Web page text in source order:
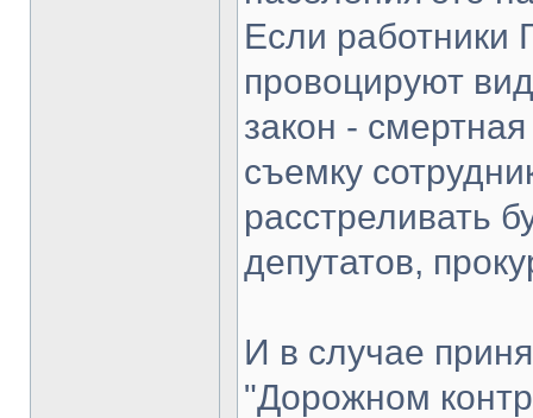
Если работники
провоцируют
закон -
съемку
расстреливать
депутатов,
И в случае
"Дорожном